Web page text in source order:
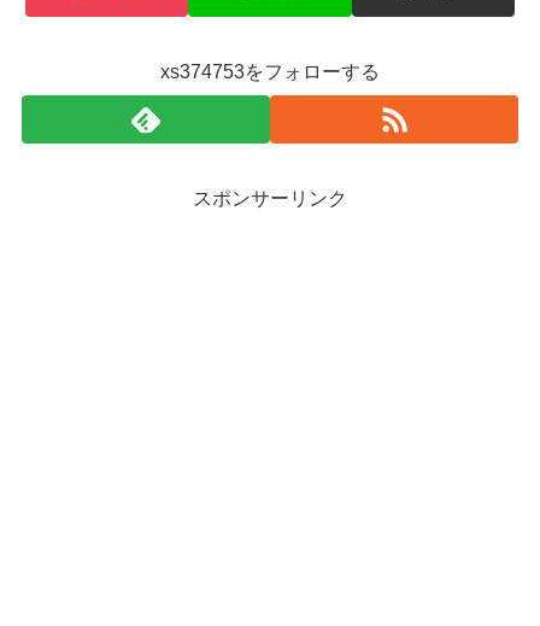
xs374753をフォローする
スポンサーリンク